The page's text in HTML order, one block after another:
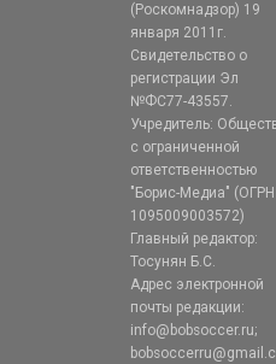
(Роскомнадзор) 19
января 2011г.
Свидетельство о
регистрации Эл
№ФС77-43557.
Учредитель:
с ограниченной
ответственностью
"Борис-Медиа" (ОГРН
1095009003572)
Главный редактор:
Тосунян Б.С.
Адрес электронной
почты редакции:
info@bobsoccer.ru;